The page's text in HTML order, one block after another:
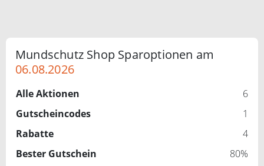
Mundschutz Shop Sparoptionen am
06.08.2026
Alle Aktionen
6
Gutscheincodes
1
Rabatte
4
Bester Gutschein
80%